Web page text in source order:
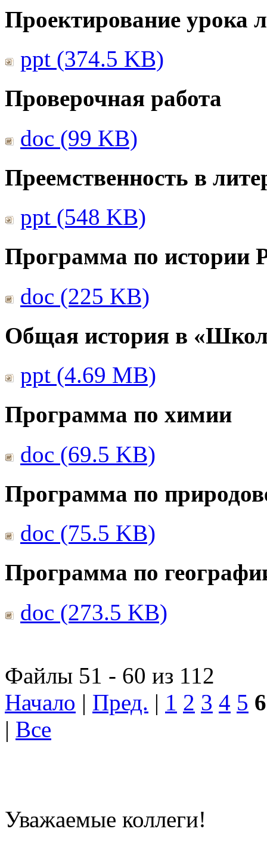
Проектирование урока
ppt (374.5 KB)
Проверочная работа
doc (99 KB)
Преемственность в
ppt (548 KB)
Программа по истории
doc (225 KB)
Общая история в
ppt (4.69 MB)
Программа по химии
doc (69.5 KB)
Программа по
doc (75.5 KB)
Программа по
doc (273.5 KB)
Файлы 51 - 60 из 112
Начало | Пред. | 1 2 3 4 5 6
| Все
Уважаемые коллеги!